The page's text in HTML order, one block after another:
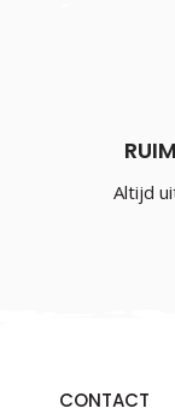
Altijd
CONTACT